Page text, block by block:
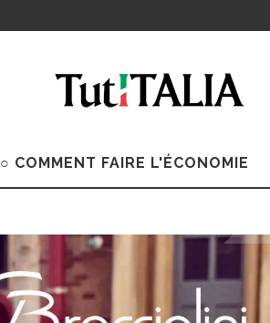
○ COMMENT FAIRE L'ÉCONOMIE